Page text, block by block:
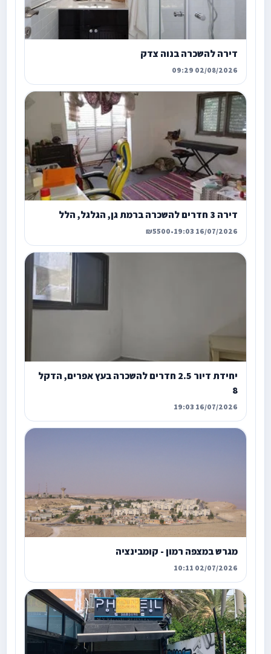
דירה להשכרה בנוה צדק
02/08/2026 09:29
דירה 3 חדרים להשכרה ברמת גן, הגלגל, הלל
16/07/2026 19:03
•
₪5500
יחידת דיור 2.5 חדרים להשכרה בעץ אפרים, הדקל
8
16/07/2026 19:03
מגרש במצפה רמון - קומבינציה
02/07/2026 10:11